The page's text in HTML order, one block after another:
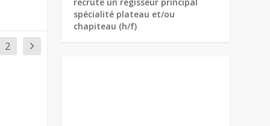
2
spécialité plateau et/ou
chapiteau (h/f)